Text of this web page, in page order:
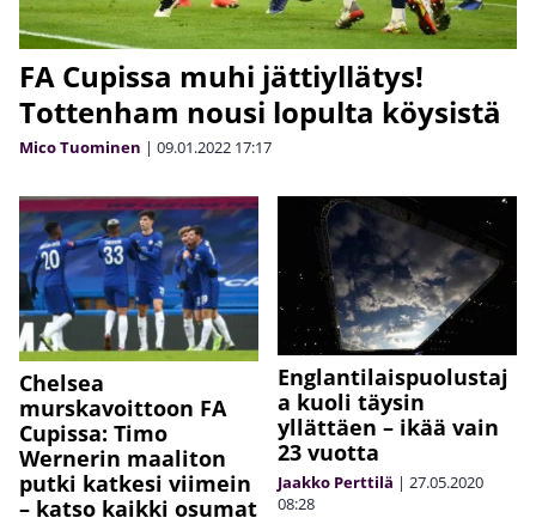
FA Cupissa muhi jättiyllätys!
Tottenham nousi lopulta köysistä
Mico Tuominen | 09.01.2022 17:17
Chelsea
murskavoittoon FA
Cupissa: Timo
Wernerin maaliton
putki katkesi viimein
– katso kaikki osumat
Englantilaispuolustaj
a kuoli täysin
yllättäen – ikää vain
23 vuotta
Jaakko Perttilä | 27.05.2020
08:28